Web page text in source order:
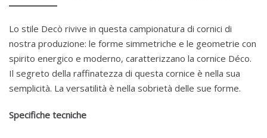
Lo stile Decò rivive in questa campionatura di cornici di
nostra produzione: le forme simmetriche e le geometrie con
spirito energico e moderno, caratterizzano la cornice Déco.
Il segreto della raffinatezza di questa cornice è nella sua
semplicità. La versatilità è nella sobrietà delle sue forme.
Specifiche tecniche